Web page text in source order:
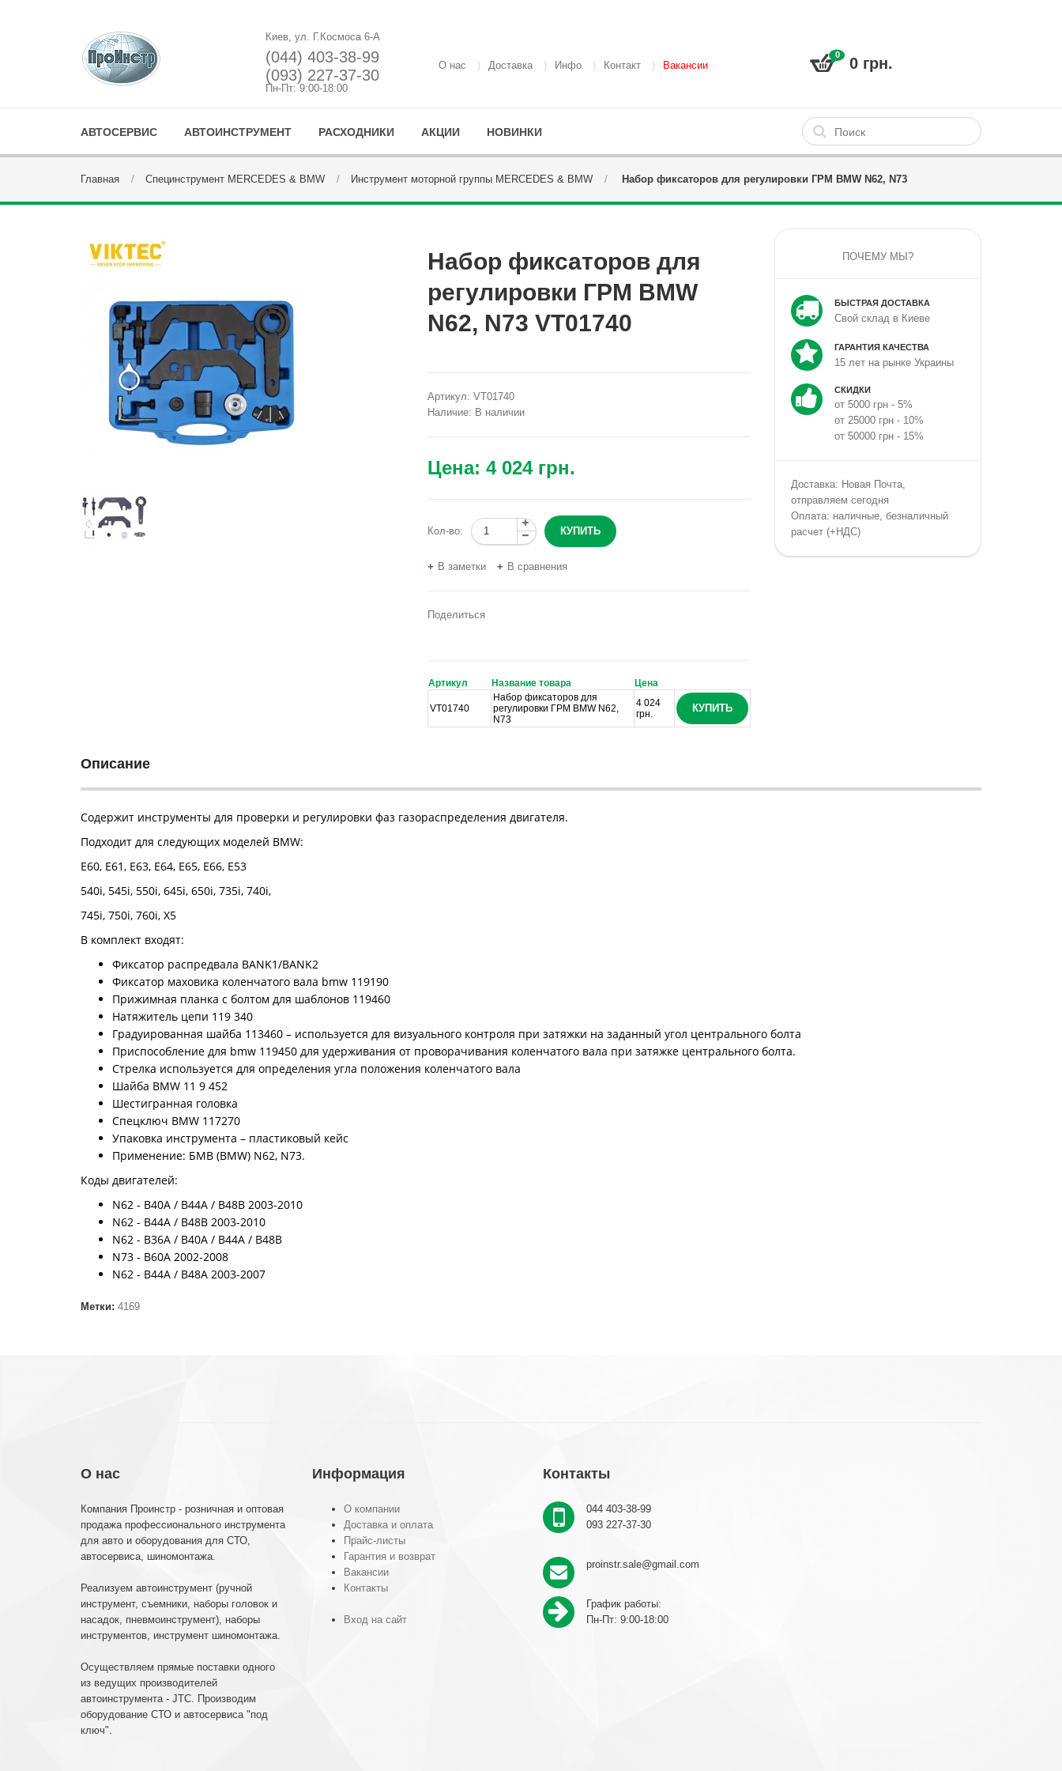
Киев, ул. Г.Космоса 6-А
(044) 403-38-99
(093) 227-37-30
Пн-Пт: 9:00-18:00
О нас Доставка Инфо Контакт Вакансии
0 0 грн.
АВТОСЕРВИС АВТОИНСТРУМЕНТ РАСХОДНИКИ АКЦИИ НОВИНКИ
Главная Специнструмент MERCEDES & BMW Инструмент моторной группы MERCEDES & BMW Набор фиксаторов для регулировки ГРМ BMW N62, N73
Набор фиксаторов для
регулировки ГРМ BMW
N62, N73 VT01740
Артикул: VT01740
Наличие: В наличии
Цена: 4 024 грн.
Кол-во:
В заметки В сравнения
Поделиться
Артикул Название товара Цена
VT01740
Набор фиксаторов для
регулировки ГРМ BMW N62,
N73
4 024
грн.
КУПИТЬ
ПОЧЕМУ МЫ?
БЫСТРАЯ ДОСТАВКА
Свой склад в Киеве
ГАРАНТИЯ КАЧЕСТВА
15 лет на рынке Украины
СКИДКИ
от 5000 грн - 5%
от 25000 грн - 10%
от 50000 грн - 15%
Доставка: Новая Почта,
отправляем сегодня
Оплата: наличные, безналичный
расчет (+НДС)
Описание
Содержит инструменты для проверки и регулировки фаз газораспределения двигателя.
Подходит для следующих моделей BMW:
Е60, Е61, Е63, Е64, Е65, Е66, Е53
540i, 545i, 550i, 645i, 650i, 735i, 740i,
745i, 750i, 760i, Х5
В комплект входят:
Фиксатор распредвала BANK1/BANK2
Фиксатор маховика коленчатого вала bmw 119190
Прижимная планка с болтом для шаблонов 119460
Натяжитель цепи 119 340
Градуированная шайба 113460 – используется для визуального контроля при затяжки на заданный угол центрального болта
Приспособление для bmw 119450 для удерживания от проворачивания коленчатого вала при затяжке центрального болта.
Стрелка используется для определения угла положения коленчатого вала
Шайба BMW 11 9 452
Шестигранная головка
Спецключ BMW 117270
Упаковка инструмента – пластиковый кейс
Применение: БМВ (BMW) N62, N73.
Коды двигателей:
N62 - B40A / B44A / B48B 2003-2010
N62 - B44A / B48B 2003-2010
N62 - B36A / B40A / B44A / B48B
N73 - B60A 2002-2008
N62 - B44A / B48A 2003-2007
Метки: 4169
О нас
Компания Проинстр - розничная и оптовая
продажа профессионального инструмента
для авто и оборудования для СТО,
автосервиса, шиномонтажа.
Реализуем автоинструмент (ручной
инструмент, съемники, наборы головок и
насадок, пневмоинструмент), наборы
инструментов, инструмент шиномонтажа.
Осуществляем прямые поставки одного
из ведущих производителей
автоинструмента - JTC. Производим
оборудование СТО и автосервиса "под
ключ".
Информация
О компании
Доставка и оплата
Прайс-листы
Гарантия и возврат
Вакансии
Контакты
Вход на сайт
Контакты
044 403-38-99
093 227-37-30
proinstr.sale@gmail.com
График работы:
Пн-Пт: 9:00-18:00